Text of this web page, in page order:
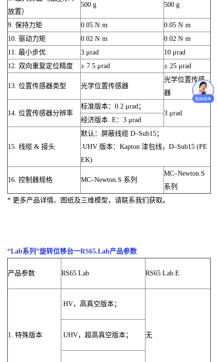
放置）
500 g 500 g
9. 保持力矩 0.05 N·m
0.05 N·m
10. 驱动力矩
0.02 N·m
0.02 N·m
11. 最小步优
3 μrad
10 μrad
12. 双向重复定位精度
± 7.5 μrad ± 25 μrad
13. 位置传感器类型 光学位置传感器
光学位置传感
器
14. 位置传感器分辨率
标准版本：0.2 μrad；
3 μrad
经济版本 .E：3 μrad
15. 线缆 & 接头
默认：屏蔽线缆 D–Sub15；
.UHV 版本：Kapton 漆包线，D–Sub15 (PE
EK)
16. 控制器规格 MC–Newton.S 系列
MC–Newton.S
系列
* 更多产品详情、图纸及三维模型，请联系我们获取。
“Lab系列”旋转位移台一RS65.Lab产品参数
产品参数 RS65.Lab RS65.Lab.E
1. 特殊版本
.HV，高真空版本；
无
.UHV，超高真空版本；